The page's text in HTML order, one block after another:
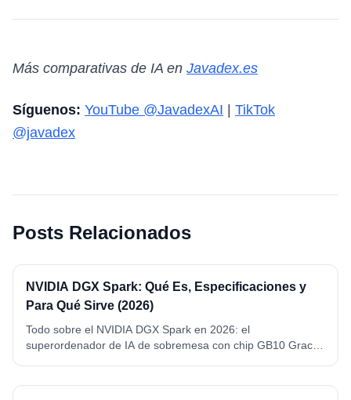
Más comparativas de IA en Javadex.es
Síguenos: YouTube @JavadexAI
TikTok
@javadex
Posts Relacionados
NVIDIA DGX Spark: Qué Es, Especificaciones y
Para Qué Sirve (2026)
Todo sobre el NVIDIA DGX Spark en 2026: el
superordenador de IA de sobremesa con chip GB10 Grace